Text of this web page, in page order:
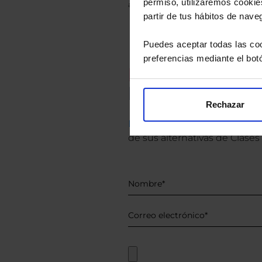
permiso, utilizaremos
partir de tus hábitos de
Puedes aceptar todas las
preferencias mediante el
Rechazar
anterior a Valor Liquidativo actual con
Le
Descárguese el archivoe
de sus alternativas de